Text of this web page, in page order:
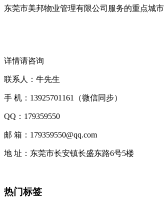
东莞市美邦物业管理有限公司服务的重点城
详情请咨询
联系人：牛先生
手 机：13925701161（微信同步）
QQ：179359550
邮 箱：179359550@qq.com
地 址：东莞市长安镇长盛东路6号5楼
热门标签